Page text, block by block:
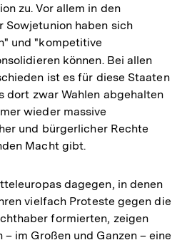
zu. Vor allem in den
Sowjetunion haben sich
und "kompetitive
können. Bei allen
ist es für diese Staaten
dort zwar Wahlen abgehalten
wieder massive
und bürgerlicher Rechte
Macht gibt.
dagegen, in denen
vielfach Proteste gegen die
formierten, zeigen
im Großen und Ganzen – eine